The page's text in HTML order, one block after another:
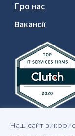
Про нас
Вакансії
Наш сайт